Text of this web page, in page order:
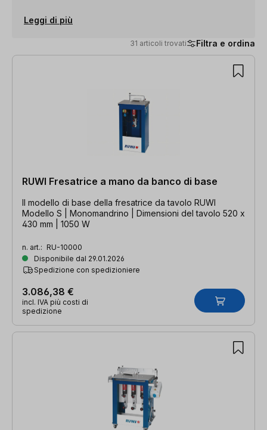
Leggi di più
31 articoli trovati Filtra e ordina
31 articoli trovati
RUWI Fresatrice a mano da banco di base
Il modello di base della fresatrice da tavolo RUWI
Modello S | Monomandrino | Dimensioni del tavolo 520 x
430 mm | 1050 W
n. art.: RU-10000
Disponibile dal 29.01.2026
Spedizione con spedizioniere
3.086,38 €
incl. IVA più costi di
spedizione